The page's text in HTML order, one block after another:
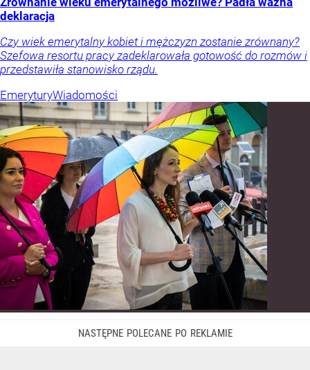
deklaracja
Czy wiek emerytalny kobiet i mężczyzn zostanie zrównany?
Szefowa resortu pracy zadeklarowała gotowość do rozmów i
przedstawiła stanowisko rządu.
EmeryturyWiadomości